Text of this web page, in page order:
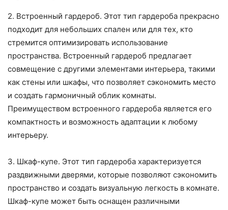
2. Встроенный гардероб. Этот тип гардероба прекрасно
подходит для небольших спален или для тех, кто
стремится оптимизировать использование
пространства. Встроенный гардероб предлагает
совмещение с другими элементами интерьера, такими
как стены или шкафы, что позволяет сэкономить место
и создать гармоничный облик комнаты.
Преимуществом встроенного гардероба является его
компактность и возможность адаптации к любому
интерьеру.
3. Шкаф-купе. Этот тип гардероба характеризуется
раздвижными дверями, которые позволяют сэкономить
пространство и создать визуальную легкость в комнате.
Шкаф-купе может быть оснащен различными